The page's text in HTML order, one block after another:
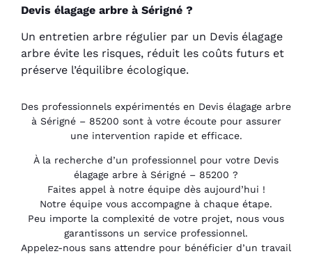
Devis élagage arbre à Sérigné ?
Un entretien arbre régulier par un Devis élagage
arbre évite les risques, réduit les coûts futurs et
préserve l’équilibre écologique.
Des professionnels expérimentés en Devis élagage arbre
à Sérigné – 85200 sont à votre écoute pour assurer
une intervention rapide et efficace.
À la recherche d’un professionnel pour votre Devis
élagage arbre à Sérigné – 85200 ?
Faites appel à notre équipe dès aujourd’hui !
Notre équipe vous accompagne à chaque étape.
Peu importe la complexité de votre projet, nous vous
garantissons un service professionnel.
Appelez-nous sans attendre pour bénéficier d’un travail